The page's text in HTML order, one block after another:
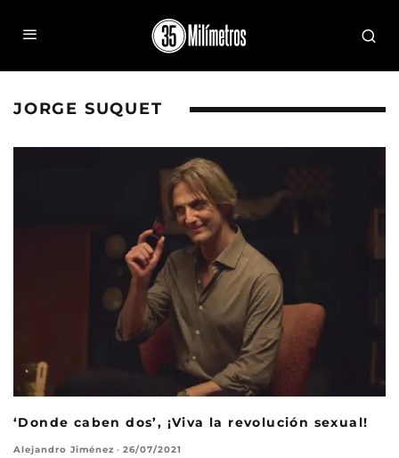
JORGE SUQUET
‘Donde caben dos’, ¡Viva la revolución sexual!
Alejandro Jiménez · 26/07/2021